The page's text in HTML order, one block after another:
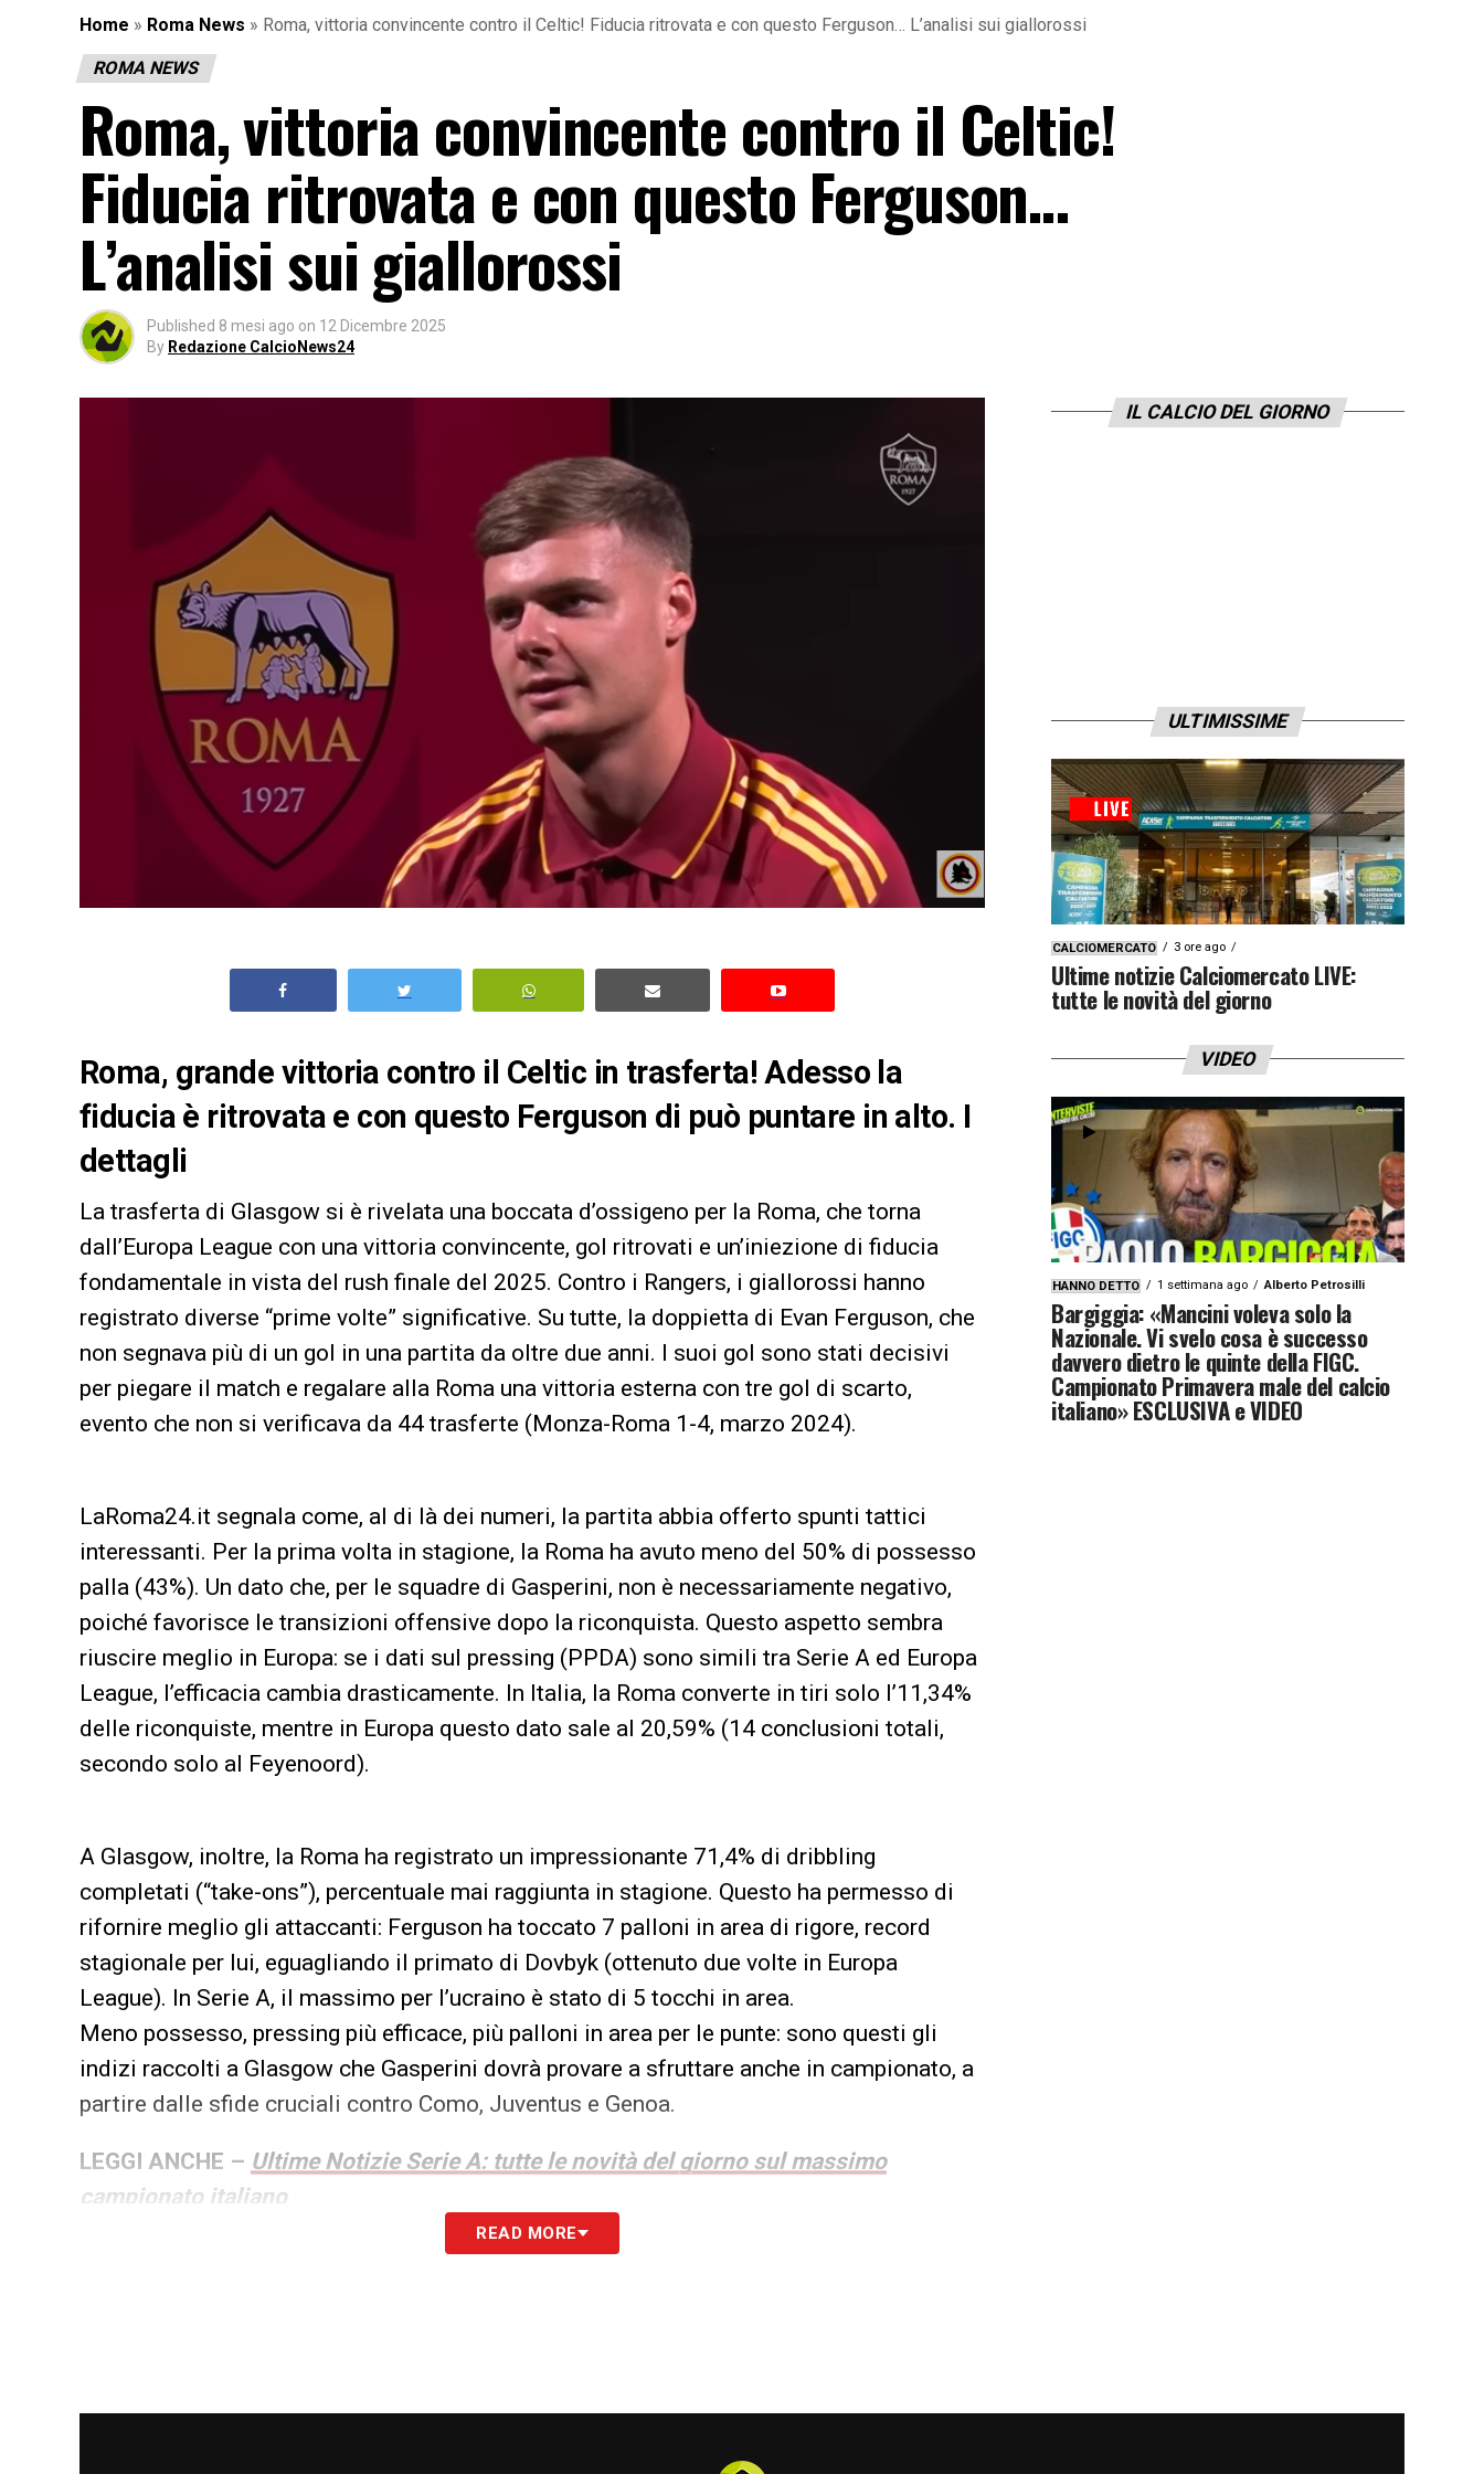
Home » Roma News » Roma, vittoria convincente contro il Celtic! Fiducia ritrovata e con questo Ferguson… L’analisi sui giallorossi
ROMA NEWS
Roma, vittoria convincente contro il Celtic!
Fiducia ritrovata e con questo Ferguson…
L’analisi sui giallorossi
Published 8 mesi ago on 12 Dicembre 2025
By Redazione CalcioNews24
Roma, grande vittoria contro il Celtic in trasferta! Adesso la
fiducia è ritrovata e con questo Ferguson di può puntare in alto. I
dettagli
La trasferta di Glasgow si è rivelata una boccata d’ossigeno per la Roma, che torna
dall’Europa League con una vittoria convincente, gol ritrovati e un’iniezione di fiducia
fondamentale in vista del rush finale del 2025. Contro i Rangers, i giallorossi hanno
registrato diverse “prime volte” significative. Su tutte, la doppietta di Evan Ferguson, che
non segnava più di un gol in una partita da oltre due anni. I suoi gol sono stati decisivi
per piegare il match e regalare alla Roma una vittoria esterna con tre gol di scarto,
evento che non si verificava da 44 trasferte (Monza-Roma 1-4, marzo 2024).
LaRoma24.it segnala come, al di là dei numeri, la partita abbia offerto spunti tattici
interessanti. Per la prima volta in stagione, la Roma ha avuto meno del 50% di possesso
palla (43%). Un dato che, per le squadre di Gasperini, non è necessariamente negativo,
poiché favorisce le transizioni offensive dopo la riconquista. Questo aspetto sembra
riuscire meglio in Europa: se i dati sul pressing (PPDA) sono simili tra Serie A ed Europa
League, l’efficacia cambia drasticamente. In Italia, la Roma converte in tiri solo l’11,34%
delle riconquiste, mentre in Europa questo dato sale al 20,59% (14 conclusioni totali,
secondo solo al Feyenoord).
A Glasgow, inoltre, la Roma ha registrato un impressionante 71,4% di dribbling
completati (“take-ons”), percentuale mai raggiunta in stagione. Questo ha permesso di
rifornire meglio gli attaccanti: Ferguson ha toccato 7 palloni in area di rigore, record
stagionale per lui, eguagliando il primato di Dovbyk (ottenuto due volte in Europa
League). In Serie A, il massimo per l’ucraino è stato di 5 tocchi in area.
Meno possesso, pressing più efficace, più palloni in area per le punte: sono questi gli
indizi raccolti a Glasgow che Gasperini dovrà provare a sfruttare anche in campionato, a
partire dalle sfide cruciali contro Como, Juventus e Genoa.
LEGGI ANCHE – Ultime Notizie Serie A: tutte le novità del giorno sul massimo
campionato italiano
READ MORE
IL CALCIO DEL GIORNO
ULTIMISSIME
CALCIOMERCATO 3 ore ago
Ultime notizie Calciomercato LIVE:
tutte le novità del giorno
VIDEO
HANNO DETTO 1 settimana ago Alberto Petrosilli
Bargiggia: «Mancini voleva solo la
Nazionale. Vi svelo cosa è successo
davvero dietro le quinte della FIGC.
Campionato Primavera male del calcio
italiano» ESCLUSIVA e VIDEO